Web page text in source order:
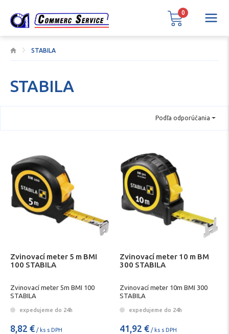
STABILA
STABILA
Podľa odporúčania
Zvinovací meter 5 m BMI
100 STABILA
Zvinovací meter 5m BMI 100
STABILA
expedujeme do 24h
8,82 € / ks s DPH
Zvinovací meter 10 m BM
300 STABILA
Zvinovací meter 10m BMI 300
STABILA
expedujeme do 24h
41,92 € / ks s DPH
0